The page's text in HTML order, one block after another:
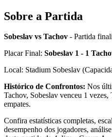
Sobre a Partida
Sobeslav vs Tachov - Partida
Placar Final: Sobeslav 1 - 1
Local: Stadium Sobeslav
Histórico de Confrontos: Nos
Tachov, Sobeslav venceu 1
empates.
Confira estatísticas completas,
desempenho dos jogadores,